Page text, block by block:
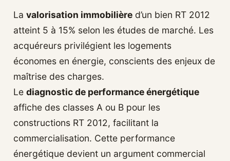
La valorisation immobilière d’un bien RT 2012
atteint 5 à 15% selon les études de marché. Les
acquéreurs privilégient les logements
économes en énergie, conscients des enjeux de
maîtrise des charges.
Le diagnostic de performance énergétique
affiche des classes A ou B pour les
constructions RT 2012, facilitant la
commercialisation. Cette performance
énergétique devient un argument commercial